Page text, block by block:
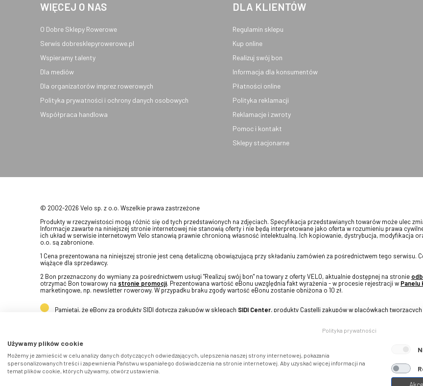
WIĘCEJ O NAS
O Dobre Sklepy Rowerowe
Serwis dobresklepyrowerowe.pl
Wspieramy talenty
Dla mediów
Dla organizatorów imprez rowerowych
Polityka prywatności i ochrony danych osobowych
Współpraca handlowa
DLA KLIENTÓW
Regulamin sklepu
Kup online
Realizuj swój bon
Informacja dla konsumentów
Płatności online
Polityka reklamacji
Reklamacje i zwroty
Pomoc i kontakt
Sklepy stacjonarne
© 2002-2026 Velo sp. z o.o. Wszelkie prawa zastrzeżone
Produkty w rzeczywistości mogą różnić się od tych przedstawionych na zdjęciach. Specyfikacja przedstawianych towarów może ulec
Informacje zawarte na niniejszej stronie internetowej nie stanowią oferty i nie będą interpretowane jako oferta w rozumieniu prawa
ich układ w serwisie internetowym Velo stanowią prawnie chronioną własność intelektualną. Ich kopiowanie, dystrybucja, modyfikacja
o.o. są zabronione.
1 Cena prezentowana na niniejszej stronie jest ceną detaliczną obowiązującą przy składaniu zamówień za pośrednictwem tego serwisu.
wiążące dla sprzedawcy.
2 Bon przeznaczony do wymiany za pośrednictwem usługi "Realizuj swój bon" na towary z oferty VELO, aktualnie dostępnej na stronie
otrzymać Bon towarowy na stronie promocji. Prezentowana wartość eBonu uwzględnia fakt wyrażenia - w procesie rejestracji w Panelu
marketingowe, np. newsletter rowerowy. W przypadku braku zgody wartość eBonu zostanie obniżona o 10 zł.
Pamiętaj, że eBony za produkty SIDI dotyczą zakupów w sklepach SIDI Center, produkty Castelli zakupów w placówkach tworzących
Polityka prywatności
Używamy plików cookie
Możemy je zamieścić w celu analizy danych dotyczących odwiedzających, ulepszenia naszej strony internetowej, pokazania
spersonalizowanych treści i zapewnienia Państwu wspaniałego doświadczenia na stronie internetowej. Aby uzyskać więcej informacji na
temat plików cookie, których używamy, otwórz ustawienia.